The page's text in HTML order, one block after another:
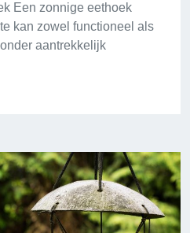
Een zonnige eethoek
kan zowel functioneel als
aantrekkelijk